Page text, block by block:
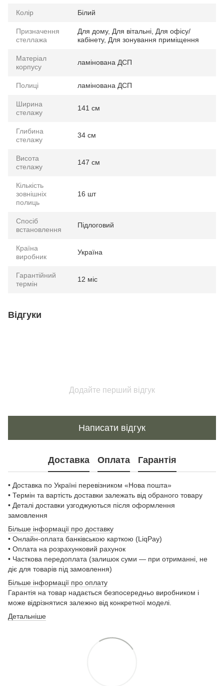
Колір Білий
Призначення
стеллажа
Для дому, Для вітальні, Для офісу/
кабінету, Для зонування приміщення
Матеріал
корпусу
ламінована ДСП
Полиці ламінована ДСП
Ширина
стелажу
141 см
Глибина
стелажу
34 см
Висота
стелажу
147 см
Кількість
зовнішніх
полиць
16 шт
Спосіб
встановлення
Підлоговий
Країна
виробник
Україна
Гарантійний
термін
12 міс
Відгуки
Додайте перший відгук
Написати відгук
Доставка Оплата Гарантія
• Доставка по Україні перевізником «Нова пошта»
• Термін та вартість доставки залежать від обраного товару
• Деталі доставки узгоджуються після оформлення
замовлення
Більше інформації про доставку
• Онлайн-оплата банківською карткою (LiqPay)
• Оплата на розрахунковий рахунок
• Часткова передоплата (залишок суми — при отриманні, не
діє для товарів під замовлення)
Більше інформації про оплату
Гарантія на товар надається безпосередньо виробником і
може відрізнятися залежно від конкретної моделі.
Детальніше